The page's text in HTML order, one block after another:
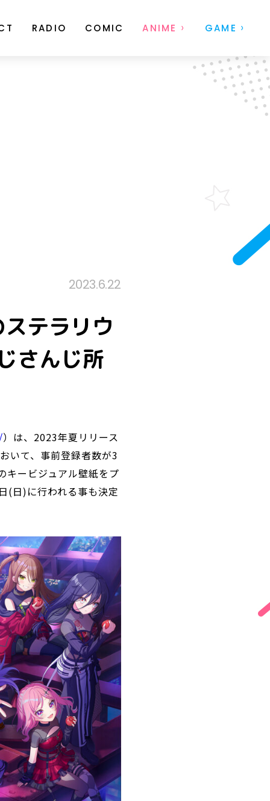
RADIO COMIC ANIME GAME
2023.6.22
テラリウ
さんじ所
）は、2023年夏リリース
いて、事前登録者数が3
キービジュアル壁紙をプ
(日)に行われる事も決定